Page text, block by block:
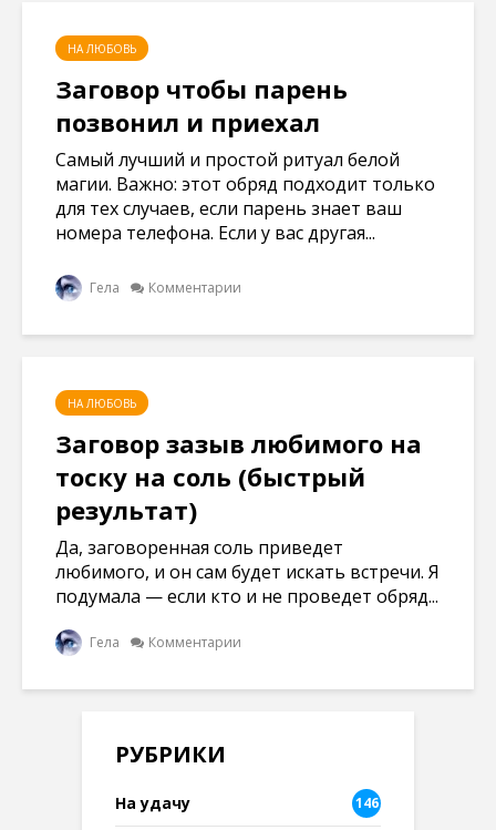
НА ЛЮБОВЬ
Заговор чтобы парень
позвонил и приехал
Самый лучший и простой ритуал белой
магии. Важно: этот обряд подходит только
для тех случаев, если парень знает ваш
номера телефона. Если у вас другая...
Гела Комментарии
НА ЛЮБОВЬ
Заговор зазыв любимого на
тоску на соль (быстрый
результат)
Да, заговоренная соль приведет
любимого, и он сам будет искать встречи. Я
подумала — если кто и не проведет обряд...
Гела Комментарии
РУБРИКИ
На удачу 146